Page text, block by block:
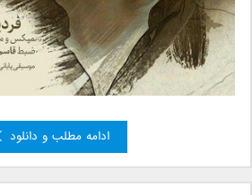
ادامه مطلب و دانلود